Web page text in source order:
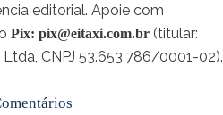
editorial. Apoie com
Pix: pix@eitaxi.com.br (titular:
CNPJ 53.653.786/0001-02).